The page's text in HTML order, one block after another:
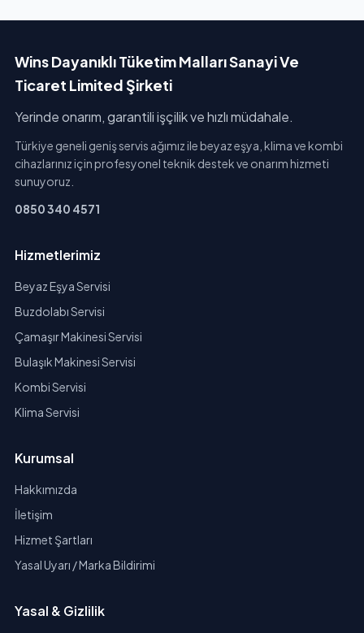
Wins Dayanıklı Tüketim Malları Sanayi Ve
Ticaret Limited Şirketi
Yerinde onarım, garantili işçilik ve hızlı müdahale.
Türkiye geneli geniş servis ağımız ile beyaz eşya, klima ve kombi
cihazlarınız için profesyonel teknik destek ve onarım hizmeti
sunuyoruz.
0850 340 4571
Hizmetlerimiz
Beyaz Eşya Servisi
Buzdolabı Servisi
Çamaşır Makinesi Servisi
Bulaşık Makinesi Servisi
Kombi Servisi
Klima Servisi
Kurumsal
Hakkımızda
İletişim
Hizmet Şartları
Yasal Uyarı / Marka Bildirimi
Yasal & Gizlilik